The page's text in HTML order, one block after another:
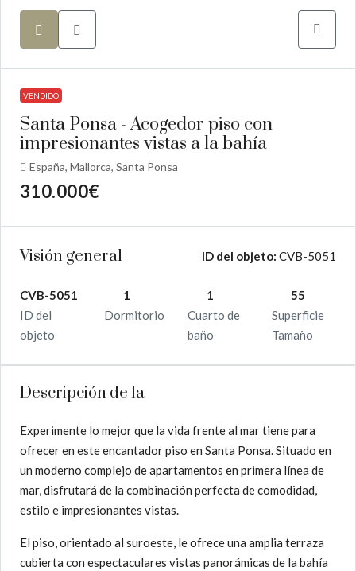
VENDIDO
Santa Ponsa - Acogedor piso con
impresionantes vistas a la bahía
España, Mallorca, Santa Ponsa
310.000€
Visión general ID del objeto: CVB-5051
CVB-5051
ID del
objeto
1
Dormitorio
1
Cuarto de
baño
55
Superficie
Tamaño
Descripción de la
Experimente lo mejor que la vida frente al mar tiene para
ofrecer en este encantador piso en Santa Ponsa. Situado en
un moderno complejo de apartamentos en primera línea de
mar, disfrutará de la combinación perfecta de comodidad,
estilo e impresionantes vistas.
El piso, orientado al suroeste, le ofrece una amplia terraza
cubierta con espectaculares vistas panorámicas de la bahía